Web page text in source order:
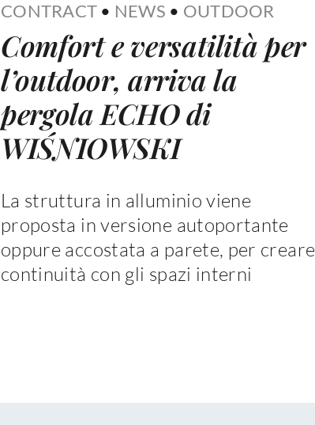
CONTRACT • NEWS • OUTDOOR
Comfort e versatilità per
l’outdoor, arriva la
pergola ECHO di
WIŚNIOWSKI
La struttura in alluminio viene
proposta in versione autoportante
oppure accostata a parete, per creare
continuità con gli spazi interni